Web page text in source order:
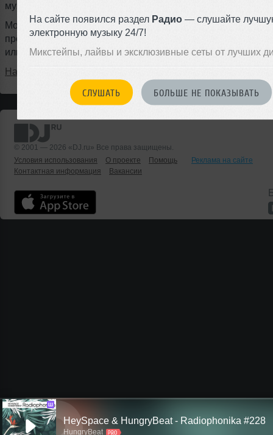
На сайте появился раздел Радио — слушайте
электронную музыку 24/7!
Микстейпы, лайвы и эксклюзивные сеты от лучших
СЛУШАТЬ БОЛЬШЕ НЕ ПОКАЗЫВАТЬ
музыки.
Можно писать на любом языке, даже с ошибками — наш
профессионально оформит материал и опубликует
или на следующий день.
Написать в @DjruBot
© 2001 — 2026 «DJ.ru» Все права защищены.
Условия использования
О проекте Помощь
Реклама на сайте
Контактная информация
Вакансии
Ш
HeySpace & HungryBeat - Radiophonika #228
HungryBeat